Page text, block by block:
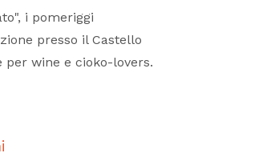
i pomeriggi
presso il Castello
wine e cioko-lovers.